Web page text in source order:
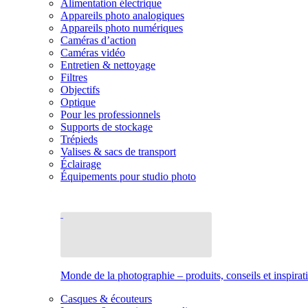
Alimentation électrique
Appareils photo analogiques
Appareils photo numériques
Caméras d’action
Caméras vidéo
Entretien & nettoyage
Filtres
Objectifs
Optique
Pour les professionnels
Supports de stockage
Trépieds
Valises & sacs de transport
Éclairage
Équipements pour studio photo
Monde de la photographie – produits, conseils et
Casques & écouteurs